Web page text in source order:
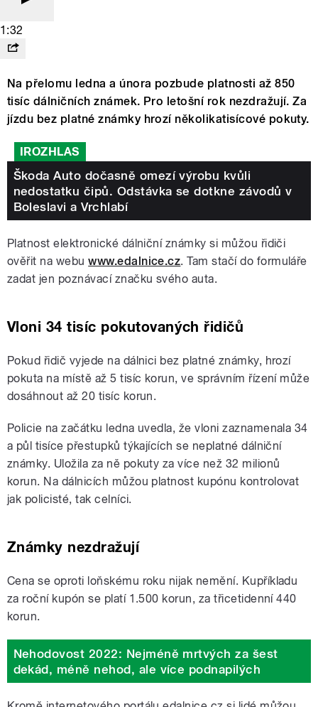
1:32
Na přelomu ledna a února pozbude platnosti až 850
tisíc dálničních známek. Pro letošní rok nezdražují. Za
jízdu bez platné známky hrozí několikatisícové pokuty.
IROZHLAS
Škoda Auto dočasně omezí výrobu kvůli
nedostatku čipů. Odstávka se dotkne závodů v
Boleslavi a Vrchlabí
Platnost elektronické dálniční známky si můžou řidiči
ověřit na webuwww.edalnice.cz. Tam stačí do formuláře
zadat jen poznávací značku svého auta.
Vloni 34 tisíc pokutovaných řidičů
Pokud řidič vyjede na dálnici bez platné známky, hrozí
pokuta na místě až 5 tisíc korun, ve správním řízení může
dosáhnout až 20 tisíc korun.
Policie na začátku ledna uvedla, že vloni zaznamenala 34
a půl tisíce přestupků týkajících se neplatné dálniční
známky. Uložila za ně pokuty za více než 32 milionů
korun. Na dálnicích můžou platnost kupónu kontrolovat
jak policisté, tak celníci.
Známky nezdražují
Cena se oproti loňskému roku nijak nemění. Kupříkladu
za roční kupón se platí 1.500 korun, za třicetidenní 440
korun.
Nehodovost 2022: Nejméně mrtvých za šest
dekád, méně nehod, ale více podnapilých